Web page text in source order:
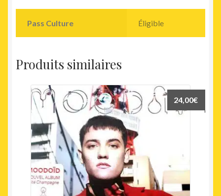
Pass Culture Éligible
Produits similaires
24,00€